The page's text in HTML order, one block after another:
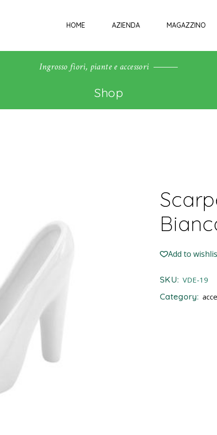
HOME AZIENDA MAGAZZINO
Ingrosso fiori, piante e accessori
Shop
Add to
SKU: VDE-19
Category: